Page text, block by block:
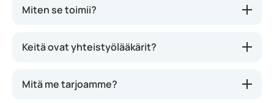
Miten se toimii?
Keitä ovat yhteistyölääkärit?
Mitä me tarjoamme?